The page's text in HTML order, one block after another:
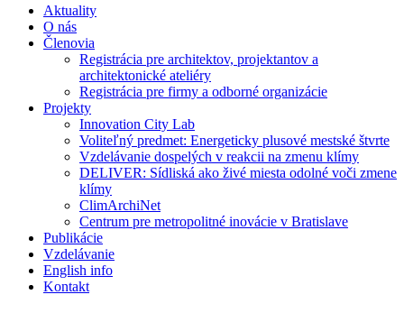
Aktuality
O nás
Členovia
Registrácia pre architektov, projektantov a
architektonické ateliéry
Registrácia pre firmy a odborné organizácie
Projekty
Innovation City Lab
Voliteľný predmet: Energeticky plusové mestské štvrte
Vzdelávanie dospelých v reakcii na zmenu klímy
DELIVER: Sídliská ako živé miesta odolné voči zmene
klímy
ClimArchiNet
Centrum pre metropolitné inovácie v Bratislave
Publikácie
Vzdelávanie
English info
Kontakt